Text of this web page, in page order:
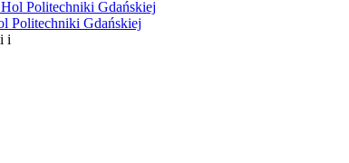
Politechniki Gdańskiej
i